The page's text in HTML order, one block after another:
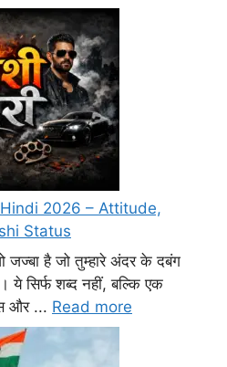
2026 – Attitude,
Status
जज्बा है जो तुम्हारे अंदर के दबंग
ये सिर्फ शब्द नहीं, बल्कि एक
और ... Read more